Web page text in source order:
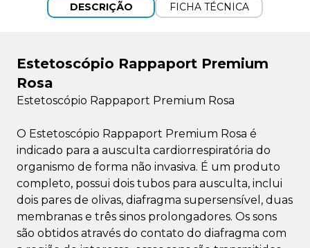
DESCRIÇÃO FICHA TÉCNICA
Estetoscópio Rappaport Premium
Rosa
Estetoscópio Rappaport Premium Rosa
O Estetoscópio Rappaport Premium Rosa é
indicado para a ausculta cardiorrespiratória do
organismo de forma não invasiva. É um produto
completo, possui dois tubos para ausculta, inclui
dois pares de olivas, diafragma supersensível, duas
membranas e três sinos prolongadores. Os sons
são obtidos através do contato do diafragma com